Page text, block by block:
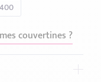
400
couvertines ?